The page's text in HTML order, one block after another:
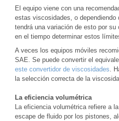
El equipo viene con una
estas viscosidades, o dependiendo
tendrá una variación de esto por
en el tiempo determinar estos
A veces los equipos móviles
SAE. Se puede convertir el
este convertidor de viscosidades .
la selección correcta de la
La eficiencia volumétrica
La eficiencia volumétrica refiere a
escape de fluido por los pistones,